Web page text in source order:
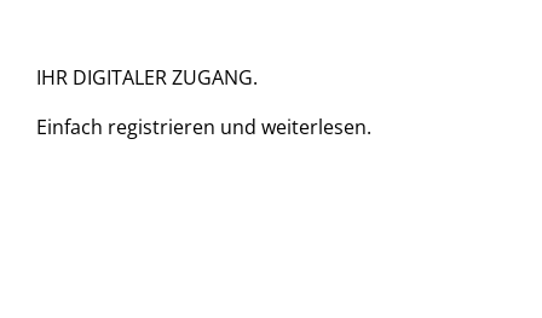
IHR DIGITALER ZUGANG.
Einfach registrieren und weiterlesen.